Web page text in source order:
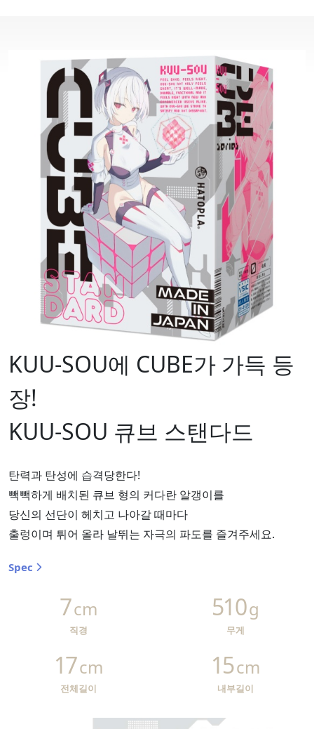
KUU-SOU에 CUBE가 가득 등
장!
KUU-SOU 큐브 스탠다드
탄력과 탄성에 습격당한다!
빽빽하게 배치된 큐브 형의 커다란 알갱이를
당신의 선단이 헤치고 나아갈 때마다
출렁이며 튀어 올라 날뛰는 자극의 파도를 즐겨주세요.
Spec
직경
7cm
무게
510g
전체길이
17cm
내부길이
15cm